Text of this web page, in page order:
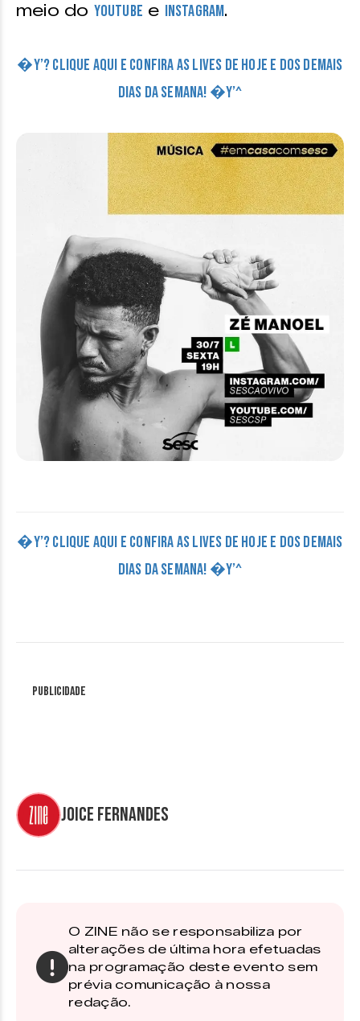
meio do Youtube e Instagram.
�Y’? CLIQUE AQUI E CONFIRA AS LIVES DE HOJE E DOS DEMAIS
DIAS DA SEMANA! �Y’^
�Y’? CLIQUE AQUI E CONFIRA AS LIVES DE HOJE E DOS DEMAIS
DIAS DA SEMANA! �Y’^
Publicidade
Joice Fernandes
O ZINE não se responsabiliza por
alterações de última hora efetuadas
na programação deste evento sem
prévia comunicação à nossa
redação.